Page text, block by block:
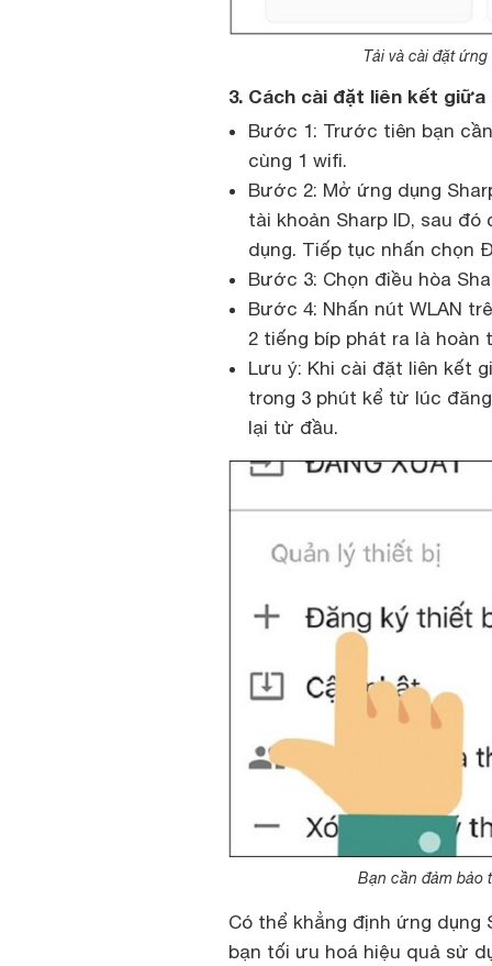
Tải và cài đặt
3. Cách cài đặt liên kết giữa
Bước 1: Trước tiên bạn
cùng 1 wifi.
Bước 2: Mở ứng dụng
tài khoản Sharp ID, sau
dụng. Tiếp tục nhấn chọn
Bước 3: Chọn điều hòa
Bước 4: Nhấn nút WLAN
2 tiếng bíp phát ra là hoàn
Lưu ý: Khi cài đặt liên kết
trong 3 phút kể từ lúc
lại từ đầu.
Bạn cần đảm bảo
Có thể khẳng định ứng dụng
bạn tối ưu hoá hiệu quả sử